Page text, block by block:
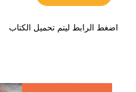
اضغط الرابط ليتم تحميل الكتاب